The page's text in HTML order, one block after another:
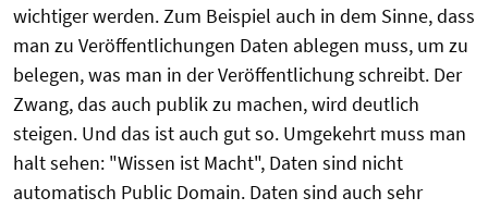
wichtiger werden. Zum Beispiel auch in dem Sinne, dass
man zu Veröffentlichungen Daten ablegen muss, um zu
belegen, was man in der Veröffentlichung schreibt. Der
Zwang, das auch publik zu machen, wird deutlich
steigen. Und das ist auch gut so. Umgekehrt muss man
halt sehen: "Wissen ist Macht", Daten sind nicht
automatisch Public Domain. Daten sind auch sehr